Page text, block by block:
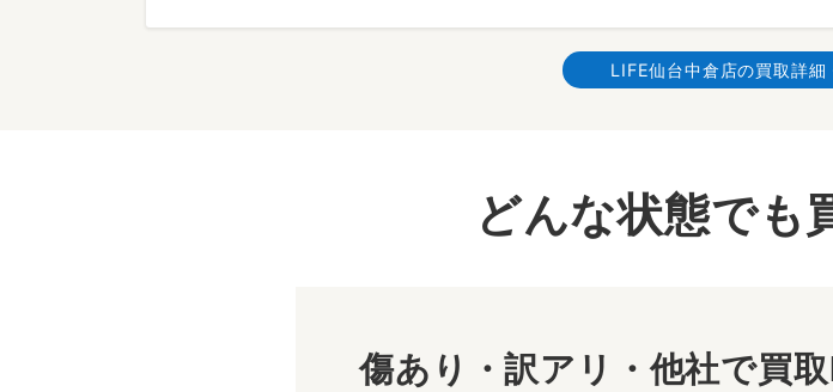
LIFE仙台中倉店の買取詳細
どんな状態でも
傷あり・訳アリ・他社で買